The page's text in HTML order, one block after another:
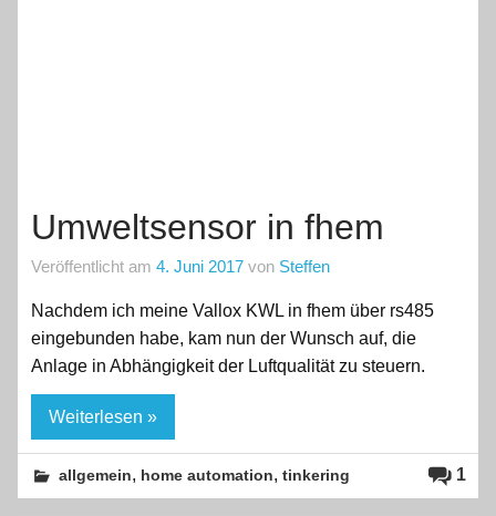
Umweltsensor in fhem
Veröffentlicht am 4. Juni 2017 von Steffen
Nachdem ich meine Vallox KWL in fhem über rs485
eingebunden habe, kam nun der Wunsch auf, die
Anlage in Abhängigkeit der Luftqualität zu steuern.
Weiterlesen »
1
allgemein, home automation,tinkering